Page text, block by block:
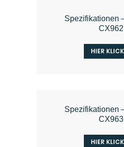
Spezifikationen
CX962
HIER
Spezifikationen
CX963
HIER